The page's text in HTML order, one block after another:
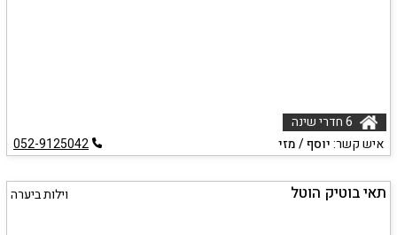
איש קשר:יוסף / מזי 052-9125042
תאי בוטיק הוטל וילות ביערה